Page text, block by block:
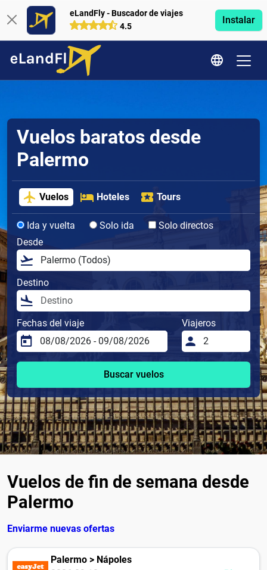
eLandFly - Buscador de viajes
4.5
Instalar
Vuelos baratos desde
Palermo
Vuelos Hoteles Tours
Ida y vuelta Solo ida
Solo directos
Desde
Destino
Fechas del viaje Viajeros
Buscar vuelos
Vuelos de fin de semana desde
Palermo
Enviarme nuevas ofertas
Palermo > Nápoles